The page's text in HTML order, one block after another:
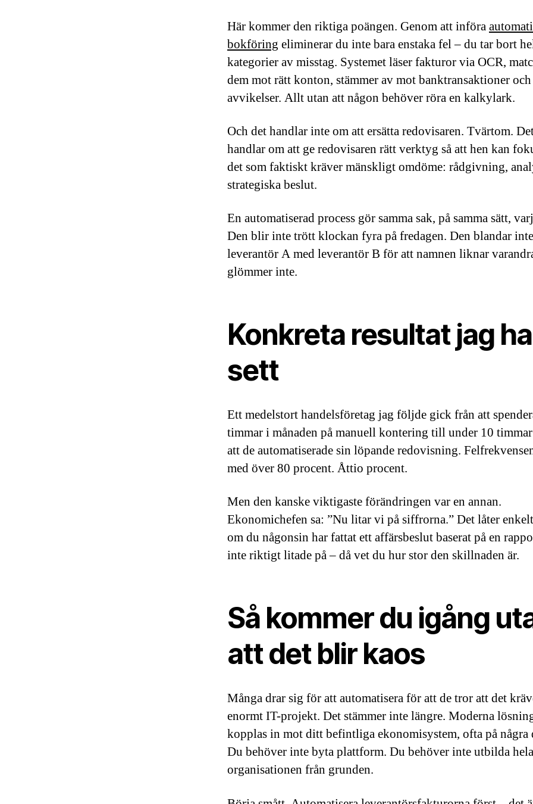
Här kommer den riktiga poängen. Genom att införa
bokföring eliminerar du inte bara enstaka fel – du tar bort
kategorier av misstag. Systemet läser fakturor via OCR,
dem mot rätt konton, stämmer av mot banktransaktioner
avvikelser. Allt utan att någon behöver röra en kalkylark.
Och det handlar inte om att ersätta redovisaren. Tvärtom.
handlar om att ge redovisaren rätt verktyg så att hen kan
det som faktiskt kräver mänskligt omdöme: rådgivning,
strategiska beslut.
En automatiserad process gör samma sak, på samma sätt,
Den blir inte trött klockan fyra på fredagen. Den blandar
leverantör A med leverantör B för att namnen liknar
glömmer inte.
Konkreta resultat jag
sett
Ett medelstort handelsföretag jag följde gick från att
timmar i månaden på manuell kontering till under 10
att de automatiserade sin löpande redovisning.
med över 80 procent. Åttio procent.
Men den kanske viktigaste förändringen var en annan.
Ekonomichefen sa: ”Nu litar vi på siffrorna.” Det låter
om du någonsin har fattat ett affärsbeslut baserat på en
inte riktigt litade på – då vet du hur stor den skillnaden är.
Så kommer du igång
att det blir kaos
Många drar sig för att automatisera för att de tror att det
enormt IT-projekt. Det stämmer inte längre. Moderna
kopplas in mot ditt befintliga ekonomisystem, ofta på några
Du behöver inte byta plattform. Du behöver inte utbilda hela
organisationen från grunden.